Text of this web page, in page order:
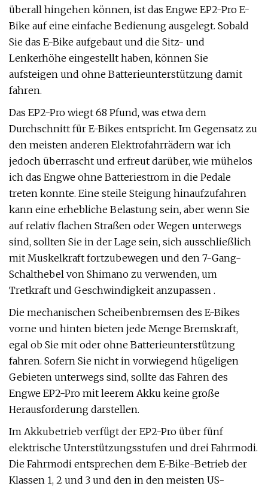
überall hingehen können, ist das Engwe EP2-Pro E-
Bike auf eine einfache Bedienung ausgelegt. Sobald
Sie das E-Bike aufgebaut und die Sitz- und
Lenkerhöhe eingestellt haben, können Sie
aufsteigen und ohne Batterieunterstützung damit
fahren.
Das EP2-Pro wiegt 68 Pfund, was etwa dem
Durchschnitt für E-Bikes entspricht. Im Gegensatz zu
den meisten anderen Elektrofahrrädern war ich
jedoch überrascht und erfreut darüber, wie mühelos
ich das Engwe ohne Batteriestrom in die Pedale
treten konnte. Eine steile Steigung hinaufzufahren
kann eine erhebliche Belastung sein, aber wenn Sie
auf relativ flachen Straßen oder Wegen unterwegs
sind, sollten Sie in der Lage sein, sich ausschließlich
mit Muskelkraft fortzubewegen und den 7-Gang-
Schalthebel von Shimano zu verwenden, um
Tretkraft und Geschwindigkeit anzupassen .
Die mechanischen Scheibenbremsen des E-Bikes
vorne und hinten bieten jede Menge Bremskraft,
egal ob Sie mit oder ohne Batterieunterstützung
fahren. Sofern Sie nicht in vorwiegend hügeligen
Gebieten unterwegs sind, sollte das Fahren des
Engwe EP2-Pro mit leerem Akku keine große
Herausforderung darstellen.
Im Akkubetrieb verfügt der EP2-Pro über fünf
elektrische Unterstützungsstufen und drei Fahrmodi.
Die Fahrmodi entsprechen dem E-Bike-Betrieb der
Klassen 1, 2 und 3 und den in den meisten US-